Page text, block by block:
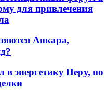
для привлечения
Анкара,
в энергетику Перу, но